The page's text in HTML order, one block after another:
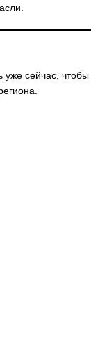
уже сейчас, чтобы